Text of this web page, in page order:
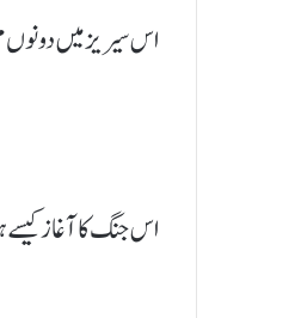
اس سیریز میں
اس جنگ کا آغاز کیسے